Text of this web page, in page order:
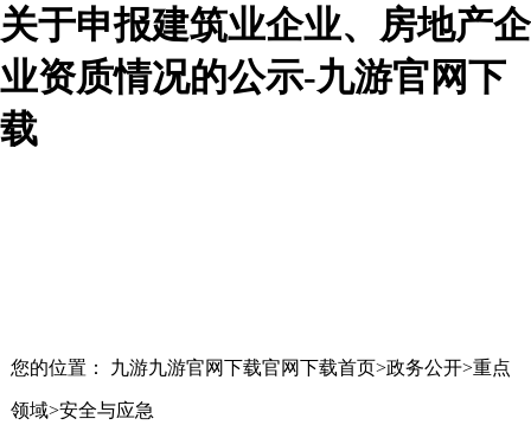
关于申报建筑业企业、房地产企
业资质情况的公示-九游官网下
载
您的位置： 九游九游官网下载官网下载首页>政务公开>重点
领域>安全与应急